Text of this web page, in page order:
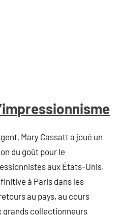
Mary Cassatt a joué un
du goût pour le
aux États-Unis.
à Paris dans les
au pays, au cours
grands collectionneurs